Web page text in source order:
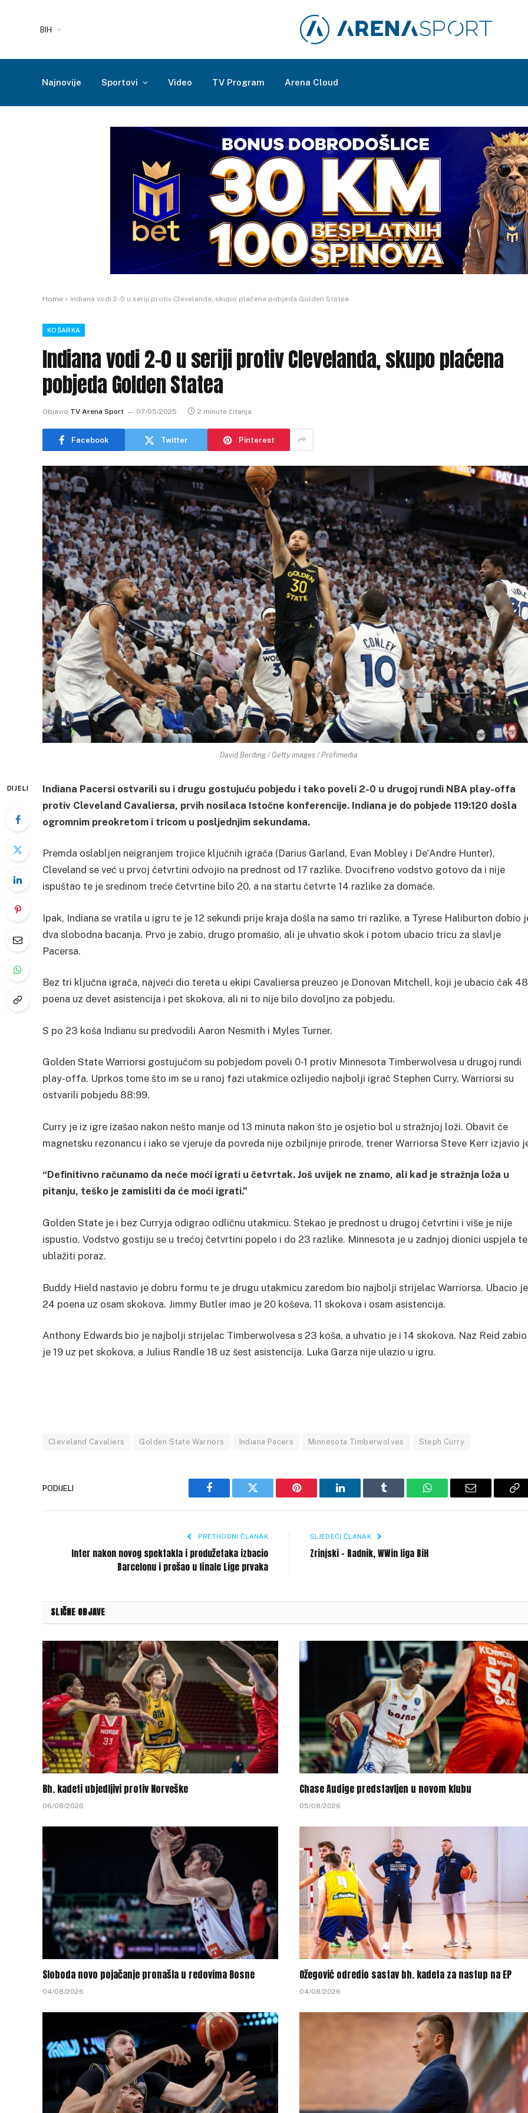
BIH
Najnovije Sportovi Video TV Program Arena Cloud
Home » Indiana vodi 2-0 u seriji protiv Clevelanda, skupo plaćena pobjeda Golden Statea
KOŠARKA
Indiana vodi 2-0 u seriji protiv Clevelanda, skupo plaćena
pobjeda Golden Statea
Objavio TV Arena Sport 07/05/2025 2 minute čitanja
Facebook Twitter Pinterest
David Berding / Getty images / Profimedia
DIJELI
Indiana Pacersi ostvarili su i drugu gostujuću pobjedu i tako poveli 2-0 u drugoj rundi NBA play-offa
protiv Cleveland Cavaliersa, prvih nosilaca Istočne konferencije. Indiana je do pobjede 119:120 došla
ogromnim preokretom i tricom u posljednjim sekundama.
Premda oslabljen neigranjem trojice ključnih igrača (Darius Garland, Evan Mobley i De'Andre Hunter),
Cleveland se već u prvoj četvrtini odvojio na prednost od 17 razlike. Dvocifreno vodstvo gotovo da i nije
ispuštao te je sredinom treće četvrtine bilo 20, a na startu četvrte 14 razlike za domaće.
Ipak, Indiana se vratila u igru te je 12 sekundi prije kraja došla na samo tri razlike, a Tyrese Haliburton dobio
dva slobodna bacanja. Prvo je zabio, drugo promašio, ali je uhvatio skok i potom ubacio tricu za slavlje
Pacersa.
Bez tri ključna igrača, najveći dio tereta u ekipi Cavaliersa preuzeo je Donovan Mitchell, koji je ubacio čak 48
poena uz devet asistencija i pet skokova, ali ni to nije bilo dovoljno za pobjedu.
S po 23 koša Indianu su predvodili Aaron Nesmith i Myles Turner.
Golden State Warriorsi gostujućom su pobjedom poveli 0-1 protiv Minnesota Timberwolvesa u drugoj rundi
play-offa. Uprkos tome što im se u ranoj fazi utakmice ozlijedio najbolji igrač Stephen Curry, Warriorsi su
ostvarili pobjedu 88:99.
Curry je iz igre izašao nakon nešto manje od 13 minuta nakon što je osjetio bol u stražnjoj loži. Obavit će
magnetsku rezonancu i iako se vjeruje da povreda nije ozbiljnije prirode, trener Warriorsa Steve Kerr izjavio
“Definitivno računamo da neće moći igrati u četvrtak. Još uvijek ne znamo, ali kad je stražnja loža u
pitanju, teško je zamisliti da će moći igrati.”
Golden State je i bez Curryja odigrao odličnu utakmicu. Stekao je prednost u drugoj četvrtini i više je nije
ispustio. Vodstvo gostiju se u trećoj četvrtini popelo i do 23 razlike. Minnesota je u zadnjoj dionici uspjela
ublažiti poraz.
Buddy Hield nastavio je dobru formu te je drugu utakmicu zaredom bio najbolji strijelac Warriorsa. Ubacio je
24 poena uz osam skokova. Jimmy Butler imao je 20 koševa, 11 skokova i osam asistencija.
Anthony Edwards bio je najbolji strijelac Timberwolvesa s 23 koša, a uhvatio je i 14 skokova. Naz Reid zabio
je 19 uz pet skokova, a Julius Randle 18 uz šest asistencija. Luka Garza nije ulazio u igru.
Cleveland Cavaliers Golden State Warriors Indiana Pacers Minnesota Timberwolves Steph Curry
PODIJELI
Facebook Twitter Pinterest LinkedIn Tumblr WhatsAppEmail
PRETHODNI ČLANAK
Inter nakon novog spektakla i produžetaka izbacio
Barcelonu i prošao u finale Lige prvaka
SLJEDEĆI ČLANAK
Zrinjski – Radnik, WWin liga BiH
SLIČNE OBJAVE
Bh. kadeti ubjedljivi protiv Norveške
06/08/2026
Chase Audige predstavljen u novom klubu
05/08/2026
Sloboda novo pojačanje pronašla u redovima Bosne
04/08/2026
Ožegović odredio sastav bh. kadeta za nastup na EP
04/08/2026